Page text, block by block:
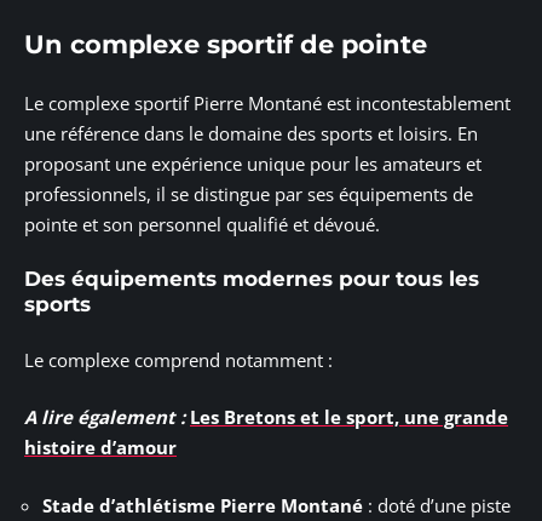
Un complexe sportif de pointe
Le complexe sportif Pierre Montané est incontestablement
une référence dans le domaine des sports et loisirs. En
proposant une expérience unique pour les amateurs et
professionnels, il se distingue par ses équipements de
pointe et son personnel qualifié et dévoué.
Des équipements modernes pour tous les
sports
Le complexe comprend notamment :
A lire également : Les Bretons et le sport, une grande
histoire d’amour
Stade d’athlétisme Pierre Montané : doté d’une piste